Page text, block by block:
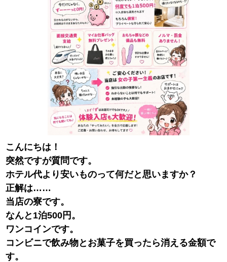
こんにちは！
突然ですが質問です。
ホテル代より安いものって何だと思いますか？
正解は……
当店の寮です。
なんと1泊500円。
ワンコインです。
コンビニで飲み物とお菓子を買ったら消える金額で
す。